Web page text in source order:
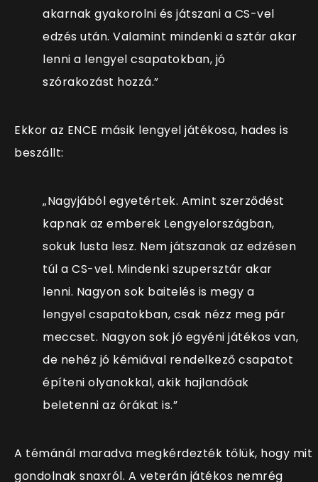
akarnak gyakorolni és játszani a CS-vel
edzés után. Valamint mindenki a sztár akar
lenni a lengyel csapatokban, jó
szórakozást hozzá.”
Ekkor az ENCE másik lengyel játékosa, hades is
beszállt:
„Nagyjából egyetértek. Amint szerződést
kapnak az emberek Lengyelországban,
sokuk lusta lesz. Nem játszanak az edzésen
túl a CS-vel. Mindenki szupersztár akar
lenni. Nagyon sok baitelés is megy a
lengyel csapatokban, csak nézz meg pár
meccset. Nagyon sok jó egyéni játékos van,
de nehéz jó kémiával rendelkező csapatot
építeni olyanokkal, akik hajlandóak
beletenni az órákat is.”
A témánál maradva megkérdezték tőlük, hogy mit
gondolnak snaxról. A veterán játékos nemrég